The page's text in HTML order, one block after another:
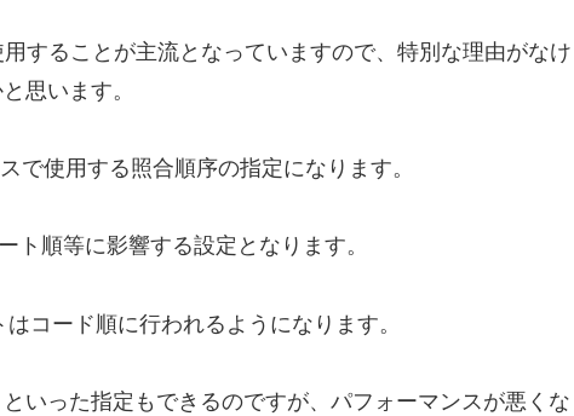
することが主流となっていますので、特別な理由がなけ
思います。
で使用する照合順序の指定になります。
ト順等に影響する設定となります。
コード順に行われるようになります。
いった指定もできるのですが、パフォーマンスが悪くな